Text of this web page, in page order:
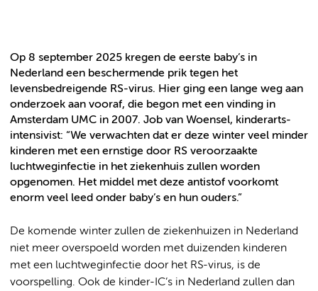
Op 8 september 2025 kregen de eerste baby’s in
Nederland een beschermende prik tegen het
levensbedreigende RS-virus. Hier ging een lange weg aan
onderzoek aan vooraf, die begon met een vinding in
Amsterdam UMC in 2007. Job van Woensel, kinderarts-
intensivist: “We verwachten dat er deze winter veel minder
kinderen met een ernstige door RS veroorzaakte
luchtweginfectie in het ziekenhuis zullen worden
opgenomen. Het middel met deze antistof voorkomt
enorm veel leed onder baby’s en hun ouders.”
De komende winter zullen de ziekenhuizen in Nederland
niet meer overspoeld worden met duizenden kinderen
met een luchtweginfectie door het RS-virus, is de
voorspelling. Ook de kinder-IC’s in Nederland zullen dan